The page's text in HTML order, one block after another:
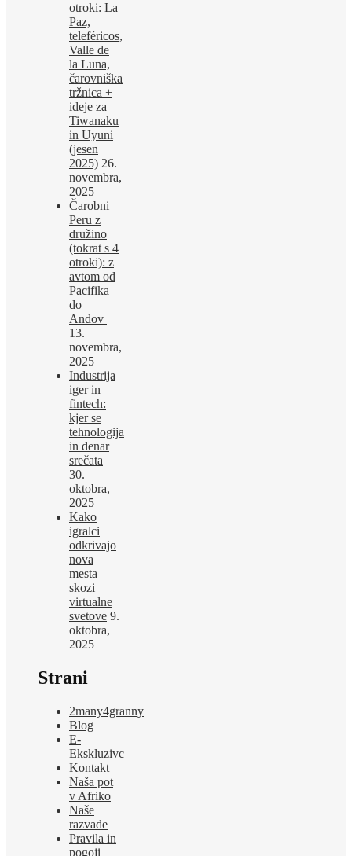
otroki: La
Paz,
teleféricos,
Valle de
la Luna,
čarovniška
tržnica +
ideje za
Tiwanaku
in Uyuni
(jesen
2025) 26.
novembra,
2025
Čarobni
Peru z
družino
(tokrat s 4
otroki): z
avtom od
Pacifika
do
Andov
13.
novembra,
2025
Industrija
iger in
fintech:
kjer se
tehnologija
in denar
srečata
30.
oktobra,
2025
Kako
igralci
odkrivajo
nova
mesta
skozi
virtualne
svetove 9.
oktobra,
2025
Strani
2many4granny
Blog
E-
Ekskluzivc
Kontakt
Naša pot
v Afriko
Naše
razvade
Pravila in
pogoji